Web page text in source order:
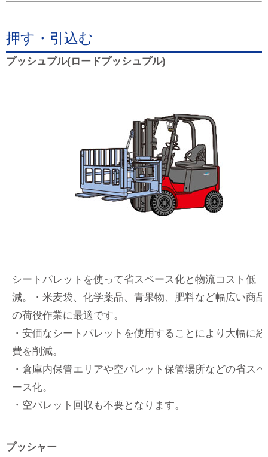
押す・引込む
プッシュプル(ロードプッシュプル)
シートパレットを使って省スペース化と物流コスト低
減。・米麦袋、化学薬品、青果物、肥料など幅広い商品
の荷役作業に最適です。
・安価なシートパレットを使用することにより大幅に経
費を削減。
・倉庫内保管エリアや空パレット保管場所などの省スペ
ース化。
・空パレット回収も不要となります。
プッシャー